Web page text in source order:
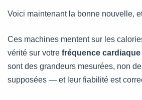
Voici maintenant la bonne nouvelle,
Ces machines mentent sur les
vérité sur votre fréquence cardiaque
sont des grandeurs mesurées, non
supposées — et leur fiabilité est